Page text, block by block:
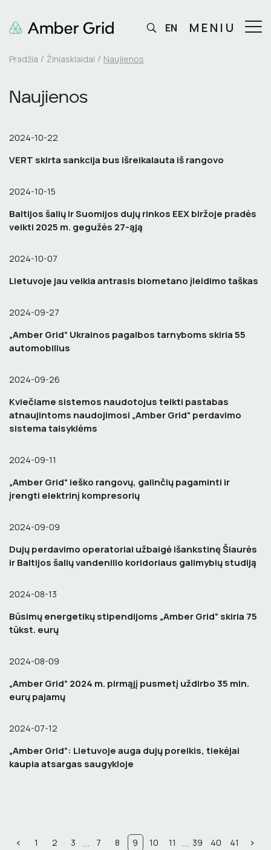
Pradžia Žiniasklaidai Naujienos
Naujienos
2024-10-22
VERT skirta sankcija bus išreikalauta iš rangovo
2024-10-15
Baltijos šalių ir Suomijos dujų rinkos EEX biržoje pradės
veikti 2025 m. gegužės 27-ąją
2024-10-07
Lietuvoje jau veikia antrasis biometano įleidimo taškas
2024-09-27
„Amber Grid“ Ukrainos pagalbos tarnyboms skiria 55
automobilius
2024-09-26
Kviečiame sistemos naudotojus teikti pastabas
atnaujintoms naudojimosi „Amber Grid“ perdavimo
sistema taisyklėms
2024-09-11
„Amber Grid“ ieško rangovų, galinčių pagaminti ir
įrengti elektrinį kompresorių
2024-09-09
Dujų perdavimo operatoriai užbaigė išankstinę Šiaurės
ir Baltijos šalių vandenilio koridoriaus galimybių studiją
2024-08-13
Būsimų energetikų stipendijoms „Amber Grid“ skiria 75
tūkst. eurų
2024-08-09
„Amber Grid“ 2024 m. pirmąjį pusmetį uždirbo 35 mln.
eurų pajamų
2024-07-12
„Amber Grid“: Lietuvoje auga dujų poreikis, tiekėjai
kaupia atsargas saugykloje
1 2 3 ... 7 8 9 10 11 ... 39 40 41
EN MENIU